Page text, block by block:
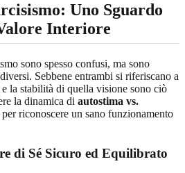
Uno Sguardo
Interiore
sono spesso confusi, ma sono
Sebbene entrambi si riferiscano a
la stabilità di quella visione sono ciò
la dinamica di autostima vs.
riconoscere un sano funzionamento
di Sé Sicuro ed Equilibrato